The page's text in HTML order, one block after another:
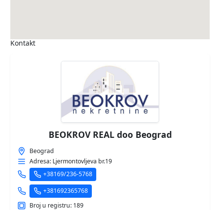
Kontakt
BEOKROV REAL doo Beograd
Beograd
Adresa: Ljermontovljeva br.19
+38169/236-5768
+381692365768
Broj u registru: 189